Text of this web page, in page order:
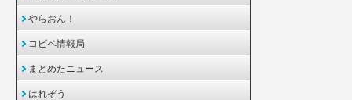
やらおん！
コピペ情報局
まとめたニュース
はれぞう